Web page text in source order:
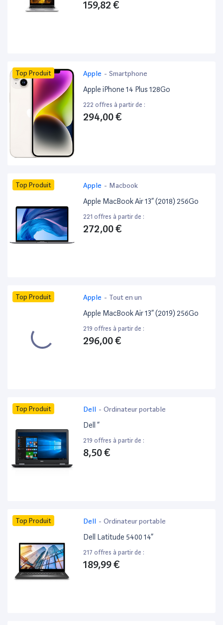
159,82 €
Top Produit Apple - Smartphone
Apple iPhone 14 Plus 128Go
222 offres à partir de :
294,00 €
Top Produit Apple - Macbook
Apple MacBook Air 13” (2018) 256Go
221 offres à partir de :
272,00 €
Top Produit Apple - Tout en un
Apple MacBook Air 13” (2019) 256Go
219 offres à partir de :
296,00 €
Top Produit Dell - Ordinateur portable
Dell ”
219 offres à partir de :
8,50 €
Top Produit Dell - Ordinateur portable
Dell Latitude 5400 14”
217 offres à partir de :
189,99 €